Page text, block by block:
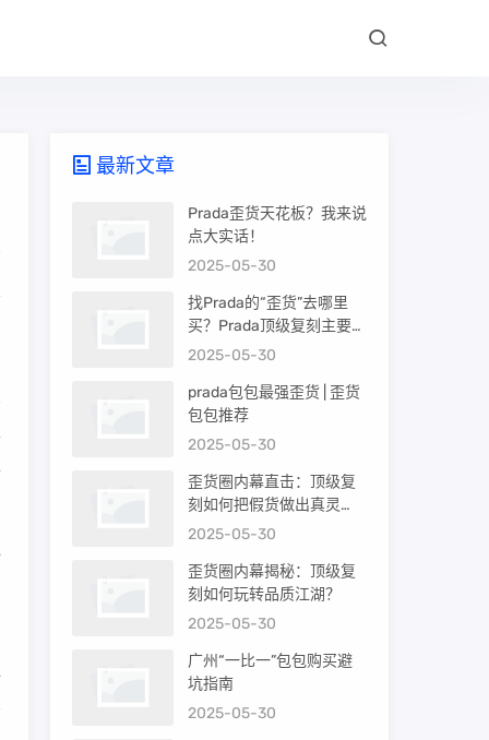
最新文章
Prada歪货天花板？我来说
点大实话！
2025-05-30
找Prada的“歪货”去哪里
买？Prada顶级复刻主要渠
道盘点
2025-05-30
prada包包最强歪货 | 歪货
包包推荐
2025-05-30
歪货圈内幕直击：顶级复
刻如何把假货做出真灵
魂？
2025-05-30
歪货圈内幕揭秘：顶级复
刻如何玩转品质江湖？
2025-05-30
广州“一比一”包包购买避
坑指南
2025-05-30